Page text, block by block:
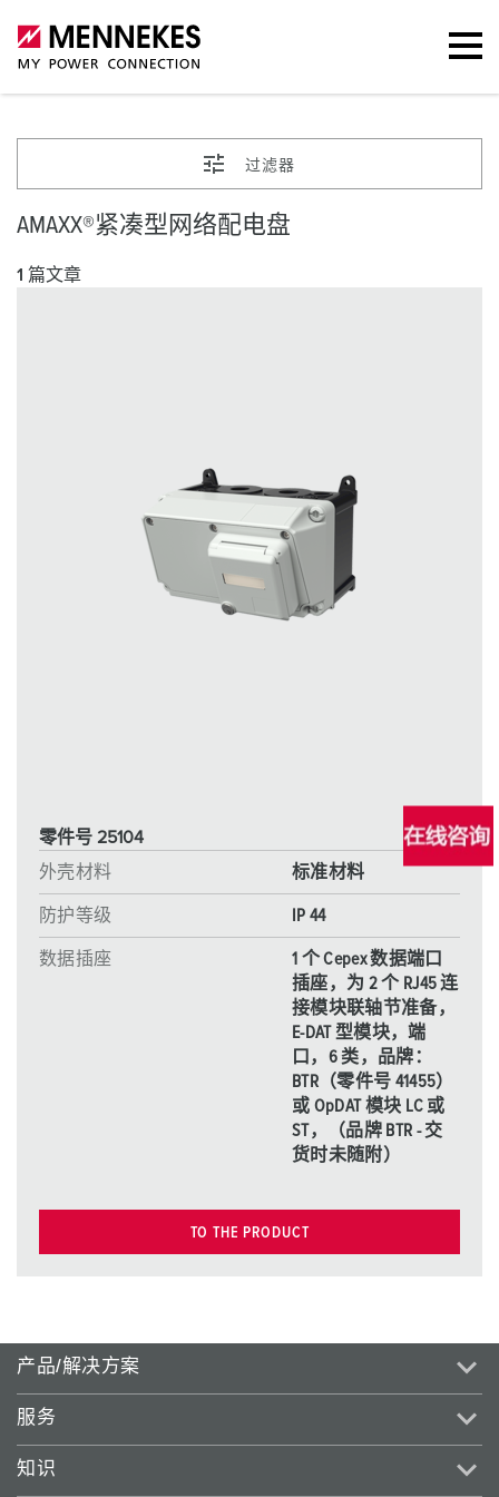
过滤器
AMAXX®紧凑型网络配电盘
1 篇文章
零件号 25104
外壳材料
标准材料
防护等级 IP 44
数据插座
1 个 Cepex 数据端口
插座，为 2 个 RJ45 连
接模块联轴节准备，
E-DAT 型模块，端
口，6 类，品牌：
BTR（零件号 41455）
或 OpDAT 模块 LC 或
ST，（品牌 BTR - 交
货时未随附）
TO THE PRODUCT
产品/解决方案
服务
知识